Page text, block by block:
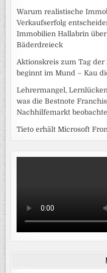
Warum realistische
Verkaufserfolg
Immobilien Hallabrin
Bäderdreieck
Aktionskreis zum Tag
beginnt im Mund – Kau
Lehrermangel,
was die Bestnote
Nachhilfemarkt
Tieto erhält Microsoft